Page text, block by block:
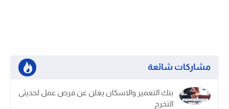
مشاركات شائعة
بنك التعمير والاسكان يعلن عن فرص عمل لحديثى
التخرج